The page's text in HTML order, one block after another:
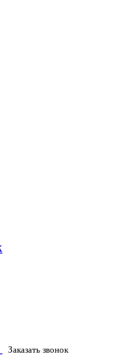
Заказать звонок